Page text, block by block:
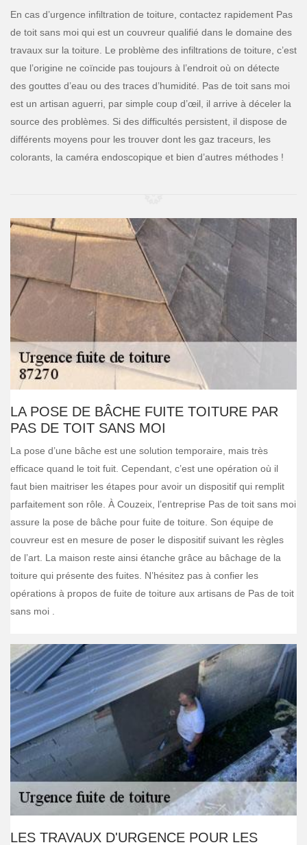
En cas d’urgence infiltration de toiture, contactez rapidement Pas
de toit sans moi qui est un couvreur qualifié dans le domaine des
travaux sur la toiture. Le problème des infiltrations de toiture, c’est
que l’origine ne coïncide pas toujours à l’endroit où on détecte
des gouttes d’eau ou des traces d’humidité. Pas de toit sans moi
est un artisan aguerri, par simple coup d’œil, il arrive à déceler la
source des problèmes. Si des difficultés persistent, il dispose de
différents moyens pour les trouver dont les gaz traceurs, les
colorants, la caméra endoscopique et bien d’autres méthodes !
LA POSE DE BÂCHE FUITE TOITURE PAR
PAS DE TOIT SANS MOI
La pose d’une bâche est une solution temporaire, mais très
efficace quand le toit fuit. Cependant, c’est une opération où il
faut bien maitriser les étapes pour avoir un dispositif qui remplit
parfaitement son rôle. À Couzeix, l’entreprise Pas de toit sans moi
assure la pose de bâche pour fuite de toiture. Son équipe de
couvreur est en mesure de poser le dispositif suivant les règles
de l’art. La maison reste ainsi étanche grâce au bâchage de la
toiture qui présente des fuites. N’hésitez pas à confier les
opérations à propos de fuite de toiture aux artisans de Pas de toit
sans moi .
LES TRAVAUX D'URGENCE POUR LES